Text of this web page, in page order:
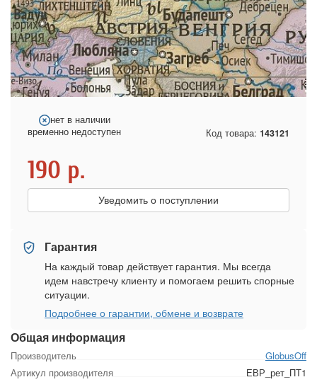
Общая информация
Производитель
GlobusOff
Артикул производителя
ЕВР_рет_ПТ1
нет в наличии
временно недоступен
Код товара: 143121
190 р.
Уведомить о поступлении
Гарантия
На каждый товар действует гарантия. Мы всегда
идем навстречу клиенту и помогаем решить спорные
ситуации.
Подробнее о гарантии, обмене и возврате